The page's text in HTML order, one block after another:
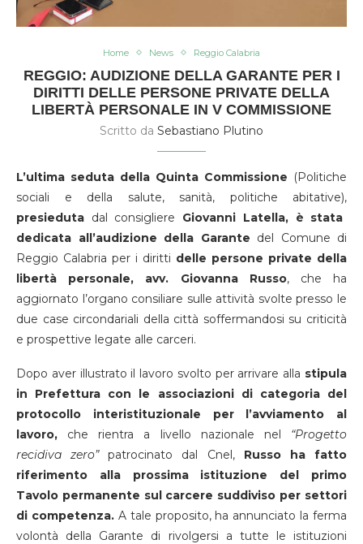
Home News Reggio Calabria
REGGIO: AUDIZIONE DELLA GARANTE PER I
DIRITTI DELLE PERSONE PRIVATE DELLA
LIBERTÀ PERSONALE IN V COMMISSIONE
Scritto da Sebastiano Plutino
L’ultima seduta della Quinta Commissione (Politiche
sociali e della salute, sanità, politiche abitative),
presieduta dal consigliere Giovanni Latella, è stata
dedicata all’audizione della Garante del Comune di
Reggio Calabria per i diritti delle persone private della
libertà personale, avv. Giovanna Russo, che ha
aggiornato l’organo consiliare sulle attività svolte presso le
due case circondariali della città soffermandosi su criticità
e prospettive legate alle carceri.
Dopo aver illustrato il lavoro svolto per arrivare alla stipula
in Prefettura con le associazioni di categoria del
protocollo interistituzionale per l’avviamento al
lavoro, che rientra a livello nazionale nel “Progetto
recidiva zero”patrocinato dal Cnel,Russo ha fatto
riferimento alla prossima istituzione del primo
Tavolo permanente sul carcere suddiviso per settori
di competenza.A tale proposito, ha annunciato la ferma
volontà della Garante di rivolgersi a tutte le istituzioni